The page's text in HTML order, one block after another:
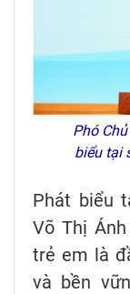
Phó
biểu tại
Phát biểu
Võ Thị
trẻ em là
và bền